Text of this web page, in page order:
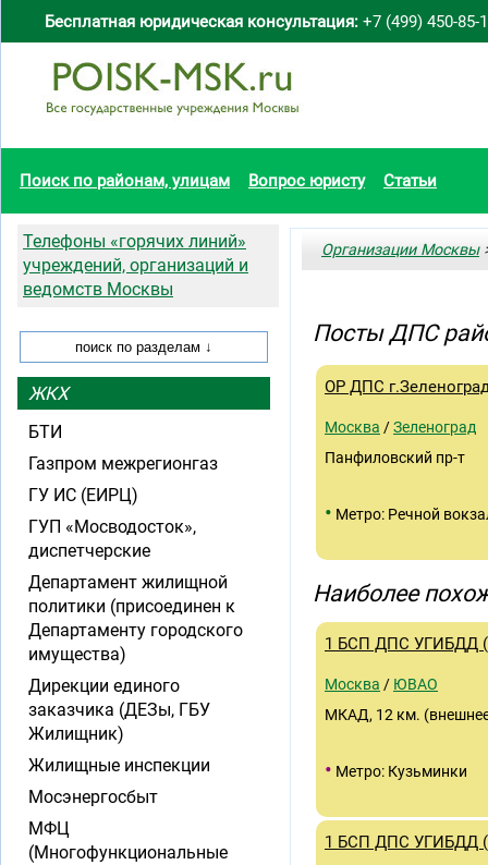
Бесплатная юридическая консультация: +7 (499) 450-85-
Поиск по районам, улицам Вопрос юристу Статьи
Организации Москвы
Посты ДПС
ОР ДПС
Москва /Зеленоград
Панфиловский пр-т
• Метро: Речной
Наиболее
1 БСП ДПС УГИБДД
Москва / ЮВАО
МКАД, 12 км.
• Метро: Кузьминки
1 БСП ДПС УГИБДД
Телефоны «горячих линий»
учреждений, организаций и
ведомств Москвы
ЖКХ
БТИ
Газпром межрегионгаз
ГУ ИС (ЕИРЦ)
ГУП «Мосводосток»,
диспетчерские
Департамент жилищной
политики (присоединен к
Департаменту городского
имущества)
Дирекции единого
заказчика (ДЕЗы, ГБУ
Жилищник)
Жилищные инспекции
Мосэнергосбыт
МФЦ
(Многофункциональные